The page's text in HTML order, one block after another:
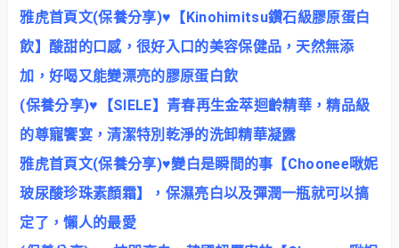
雅虎首頁文(保養分享)♥【Kinohimitsu鑽石級膠原蛋白
飲】酸甜的口感，很好入口的美容保健品，天然無添
加，好喝又能變漂亮的膠原蛋白飲
(保養分享)♥【SIELE】青春再生金萃迴齡精華，精品級
的尊寵饗宴，清潔特別乾淨的洗卸精華凝露
雅虎首頁文(保養分享)♥變白是瞬間的事【Choonee啾妮
玻尿酸珍珠素顏霜】，保濕亮白以及彈潤一瓶就可以搞
定了，懶人的最愛